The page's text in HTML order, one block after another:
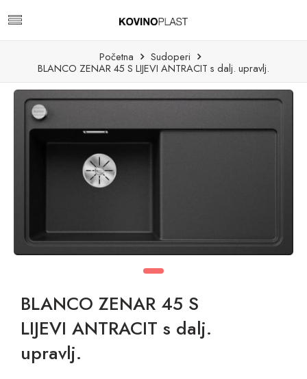
Početna
Sudoperi
BLANCO ZENAR 45 S LIJEVI ANTRACIT s dalj. upravlj.
BLANCO ZENAR 45 S
LIJEVI ANTRACIT s dalj.
upravlj.